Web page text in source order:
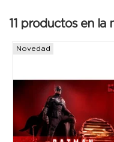
11 productos en la
Novedad